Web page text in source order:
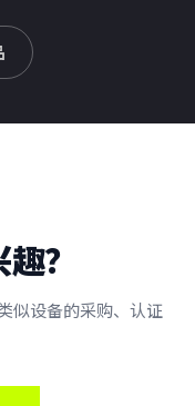
？
似设备的采购、认证